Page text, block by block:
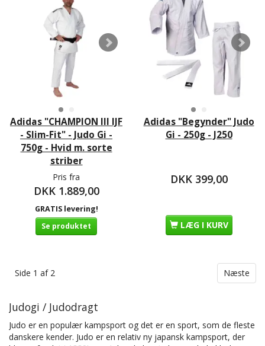
Adidas "CHAMPION III IJF
- Slim-Fit" - Judo Gi -
750g - Hvid m. sorte
striber
Pris fra
DKK 1.889,00
GRATIS levering!
Se produktet
Adidas "Begynder" Judo
Gi - 250g - J250
DKK 399,00
LÆG I KURV
Side 1 af 2 Næste
Judogi / Judodragt
Judo er en populær kampsport og det er en sport, som de fleste
danskere kender. Judo er en relativ ny japansk kampsport, der